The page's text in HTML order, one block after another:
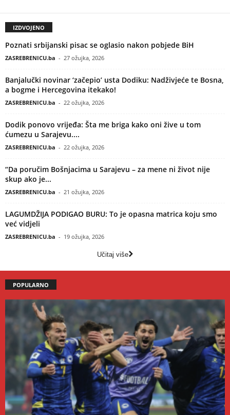
IZDVOJENO
Poznati srbijanski pisac se oglasio nakon pobjede BiH
ZASREBRENICU.ba - 27 ožujka, 2026
Banjalučki novinar ‘začepio’ usta Dodiku: Nadživjeće te Bosna,
a bogme i Hercegovina itekako!
ZASREBRENICU.ba - 22 ožujka, 2026
Dodik ponovo vrijeđa: Šta me briga kako oni žive u tom
ćumezu u Sarajevu....
ZASREBRENICU.ba - 22 ožujka, 2026
“Da poručim Bošnjacima u Sarajevu – za mene ni život nije
skup ako je...
ZASREBRENICU.ba - 21 ožujka, 2026
LAGUMDŽIJA PODIGAO BURU: To je opasna matrica koju smo
već vidjeli
ZASREBRENICU.ba - 19 ožujka, 2026
Učitaj više
POPULARNO